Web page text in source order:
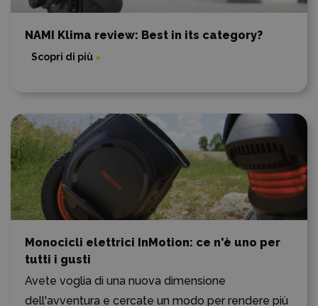
NAMI Klima review: Best in its category?
Scopri di più
Monocicli elettrici InMotion: ce n'è uno per
tutti i gusti
Avete voglia di una nuova dimensione
dell'avventura e cercate un modo per rendere più